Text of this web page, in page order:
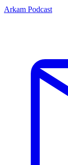
Arkam Podcast